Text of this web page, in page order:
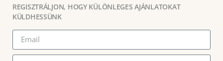
REGISZTRÁLJON, HOGY KÜLÖNLEGES AJÁNLATOKAT
KÜLDHESSÜNK